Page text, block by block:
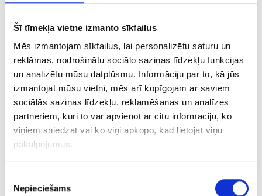
Šī tīmekļa vietne izmanto sīkfailus
Mēs izmantojam sīkfailus, lai personalizētu saturu un
reklāmas, nodrošinātu sociālo saziņas līdzekļu funkcijas
un analizētu mūsu datplūsmu. Informāciju par to, kā jūs
izmantojat mūsu vietni, mēs arī kopīgojam ar saviem
sociālās saziņas līdzekļu, reklamēšanas un analīzes
partneriem, kuri to var apvienot ar citu informāciju, ko
viņiem sniedzat vai ko viņi apkopo, kad lietojat viņu
pakalpojumus.
izvēle
Nepieciešams
Ķēde 3373-3453
€ 8.00
PIEVIENOT GROZAM